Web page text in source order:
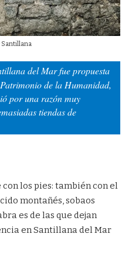
Santillana
del Mar fue propuesta
de la Humanidad,
por una razón muy
tiendas de
los pies: también con el
montañés, sobaos
es de las que dejan
en Santillana del Mar